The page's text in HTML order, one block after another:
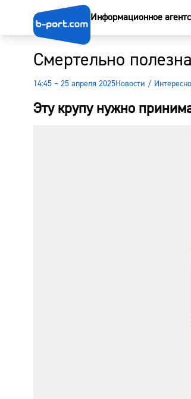
Информационное
Смертельно
14:45 – 25 апреля 2025Новости /
Эту крупу нужно